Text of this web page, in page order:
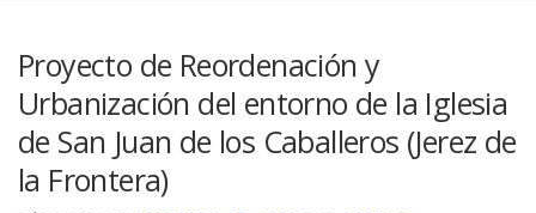
Proyecto de Reordenación y
Urbanización del entorno de la Iglesia
de San Juan de los Caballeros (Jerez de
la Frontera)